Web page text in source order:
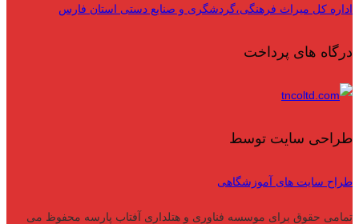
اداره کل میراث فرهنگی،گردشگری و صنایع دستی استان فارس
درگاه های پرداخت
طراحی سایت توسط
طراح سایت های آموزشگاهی
تمامی حقوق برای موسسه فناوری و هتلداری آفتاب پارسه محفوظ می